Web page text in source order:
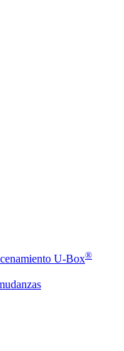
U-Box®